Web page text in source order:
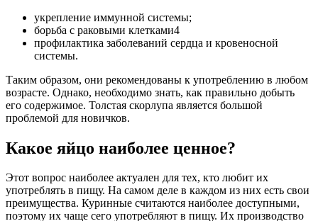
укрепление иммунной системы;
борьба с раковыми клетками4
профилактика заболеваний сердца и кровеносной
системы.
Таким образом, они рекомендованы к употреблению в любом
возрасте. Однако, необходимо знать, как правильно добыть
его содержимое. Толстая скорлупа является большой
проблемой для новичков.
Какое яйцо наиболее ценное?
Этот вопрос наиболее актуален для тех, кто любит их
употреблять в пищу. На самом деле в каждом из них есть свои
преимущества. Куринные считаются наиболее доступными,
поэтому их чаще сего употребляют в пищу. Их производство